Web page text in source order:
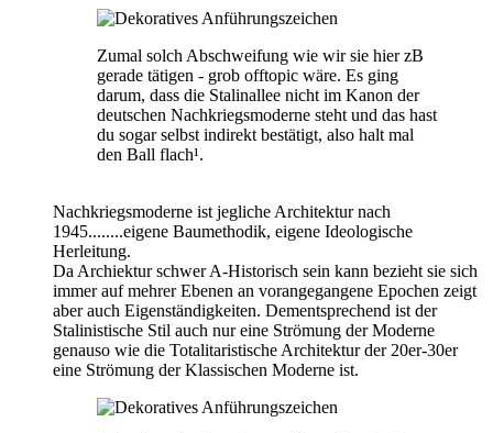
Zumal solch Abschweifung wie wir sie hier zB
gerade tätigen - grob offtopic wäre. Es ging
darum, dass die Stalinallee nicht im Kanon der
deutschen Nachkriegsmoderne steht und das hast
du sogar selbst indirekt bestätigt, also halt mal
den Ball flach¹.
Nachkriegsmoderne ist jegliche Architektur nach
1945........eigene Baumethodik, eigene Ideologische
Herleitung.
Da Archiektur schwer A-Historisch sein kann bezieht sie sich
immer auf mehrer Ebenen an vorangegangene Epochen zeigt
aber auch Eigenständigkeiten. Dementsprechend ist der
Stalinistische Stil auch nur eine Strömung der Moderne
genauso wie die Totalitaristische Architektur der 20er-30er
eine Strömung der Klassischen Moderne ist.